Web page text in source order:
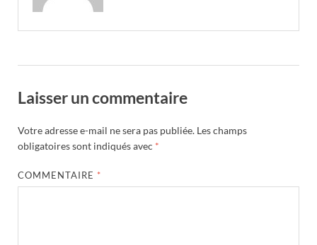
Laisser un commentaire
Votre adresse e-mail ne sera pas publiée. Les champs
obligatoires sont indiqués avec *
COMMENTAIRE *